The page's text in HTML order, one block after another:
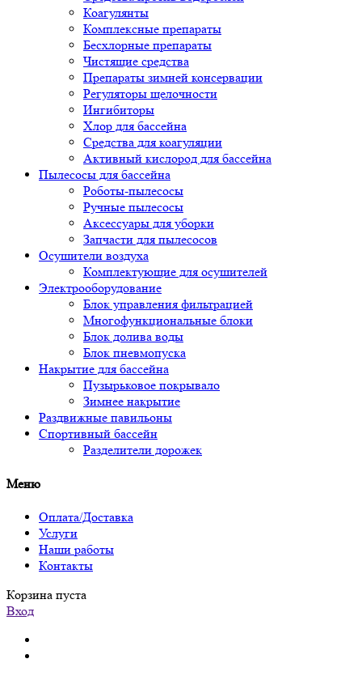
Коагулянты
Комплексные препараты
Бесхлорные препараты
Чистящие средства
Препараты зимней консервации
Регуляторы щелочности
Ингибиторы
Хлор для бассейна
Средства для коагуляции
Активный кислород для бассейна
Пылесосы для бассейна
Роботы-пылесосы
Ручные пылесосы
Аксессуары для уборки
Запчасти для пылесосов
Осушители воздуха
Комплектующие для осушителей
Электрооборудование
Блок управления фильтрацией
Многофункциональные блоки
Блок долива воды
Блок пневмопуска
Накрытие для бассейна
Пузырьковое покрывало
Зимнее накрытие
Раздвижные павильоны
Спортивный бассейн
Разделители дорожек
Меню
Оплата/Доставка
Услуги
Наши работы
Контакты
Корзина пуста
Вход